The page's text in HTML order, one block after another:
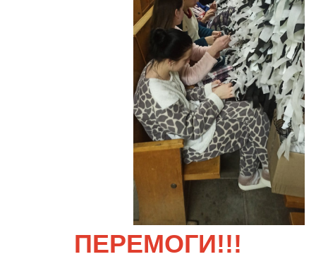
ПЕРЕМОГИ!!!